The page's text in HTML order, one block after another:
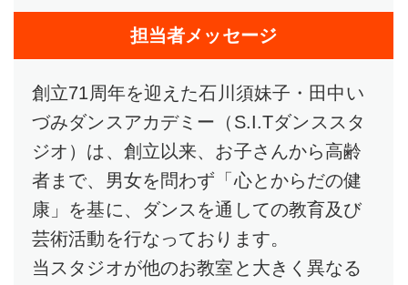
担当者メッセージ
創立71周年を迎えた石川須妹子・田中い
づみダンスアカデミー（S.I.Tダンススタ
ジオ）は、創立以来、お子さんから高齢
者まで、男女を問わず「心とからだの健
康」を基に、ダンスを通しての教育及び
芸術活動を行なっております。
当スタジオが他のお教室と大きく異なる